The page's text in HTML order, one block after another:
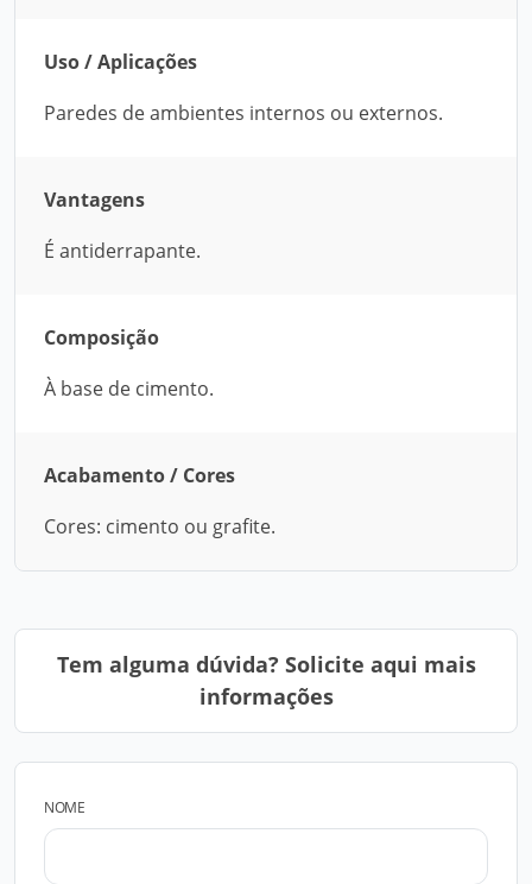
Uso / Aplicações
Paredes de ambientes internos ou externos.
Vantagens
É antiderrapante.
Composição
À base de cimento.
Acabamento / Cores
Cores: cimento ou grafite.
Tem alguma dúvida? Solicite aqui mais
informações
NOME